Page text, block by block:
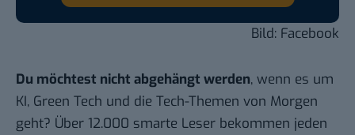
Bild: Facebook
Du möchtest nicht abgehängt werden, wenn es um
KI, Green Tech und die Tech-Themen von Morgen
geht? Über 12.000 smarte Leser bekommen jeden